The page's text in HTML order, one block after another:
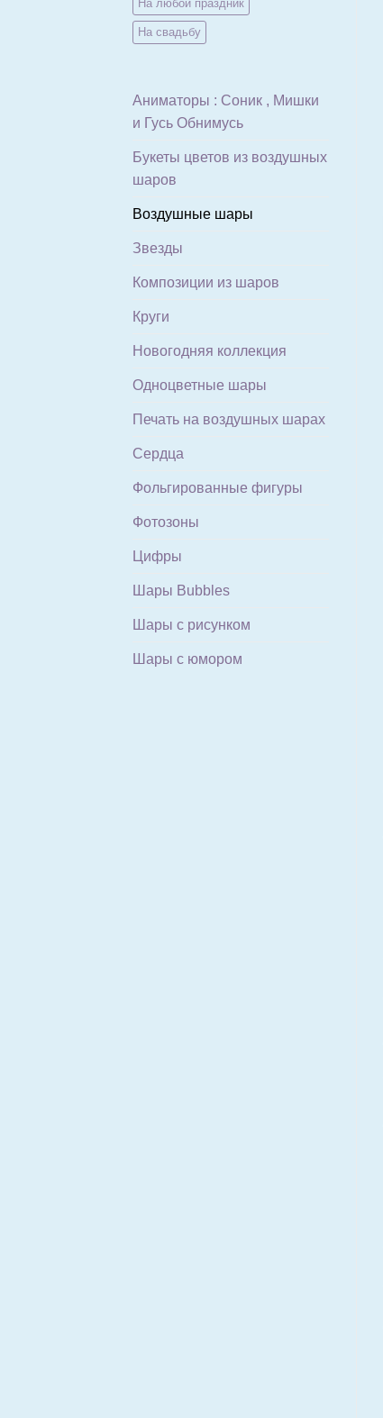
На любой праздник
На свадьбу
Аниматоры : Соник , Мишки
и Гусь Обнимусь
Букеты цветов из воздушных
шаров
Воздушные шары
Звезды
Композиции из шаров
Круги
Новогодняя коллекция
Одноцветные шары
Печать на воздушных шарах
Сердца
Фольгированные фигуры
Фотозоны
Цифры
Шары Bubbles
Шары с рисунком
Шары с юмором